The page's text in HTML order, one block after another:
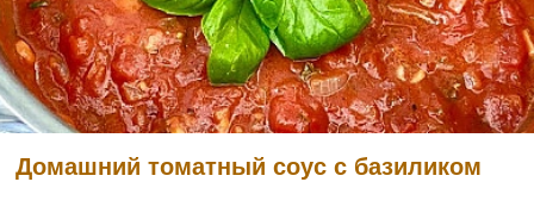
Домашний томатный соус с базиликом